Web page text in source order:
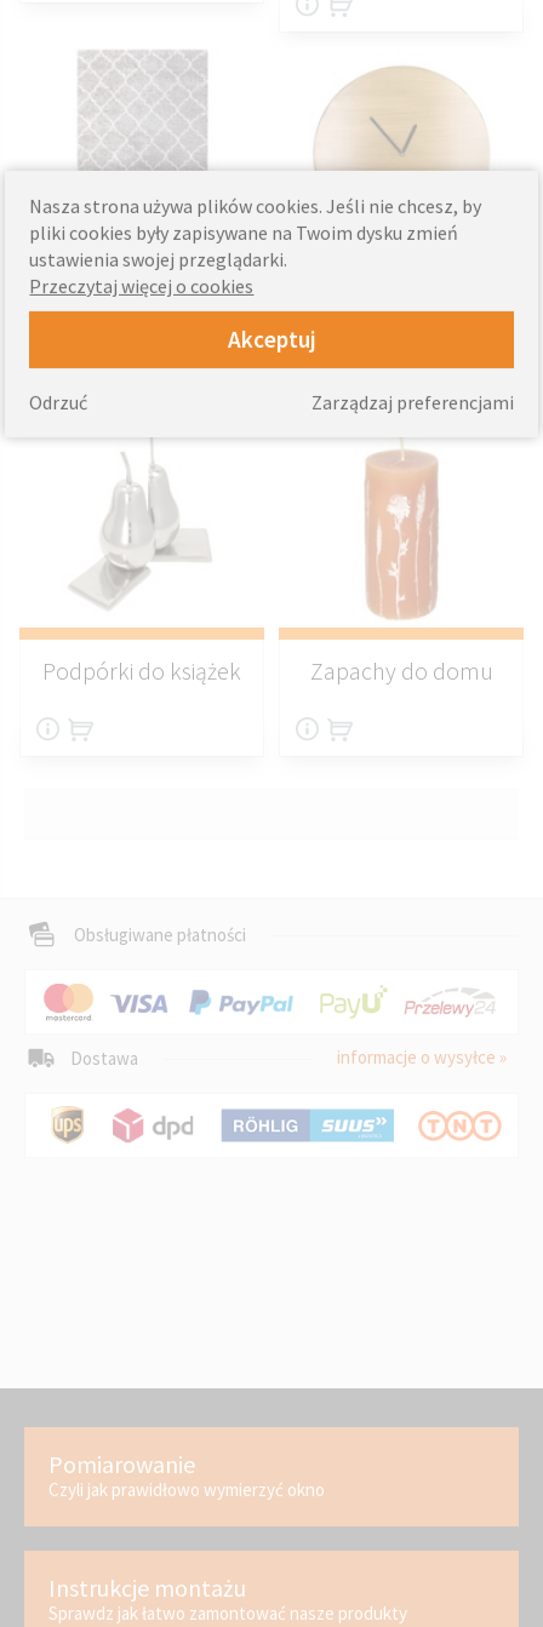
Dywaniki Zegary
Podpórki do książek Zapachy do domu
Obsługiwane płatności
Dostawa informacje o wysyłce »
Pomiarowanie
Czyli jak prawidłowo wymierzyć okno
Instrukcje montażu
Sprawdz jak łatwo zamontować nasze produkty
Nasza strona używa plików cookies. Jeśli nie chcesz, by
pliki cookies były zapisywane na Twoim dysku zmień
ustawienia swojej przeglądarki.
Przeczytaj więcej o cookies
Akceptuj
Zarządzaj preferencjami
Odrzuć